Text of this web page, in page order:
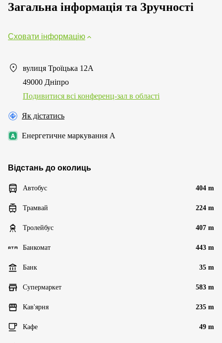
Загальна інформація та Зручності
Сховати інформацію
вулиця Троїцька 12А
49000 Дніпро
Подивитися всі конференц-зал в області
Як дістатись
Енергетичне маркування A
Відстань до околиць
Автобус 404 m
Трамвай 224 m
Тролейбус 407 m
Банкомат 443 m
Банк 35 m
Супермаркет 583 m
Кав'ярня 235 m
Кафе 49 m